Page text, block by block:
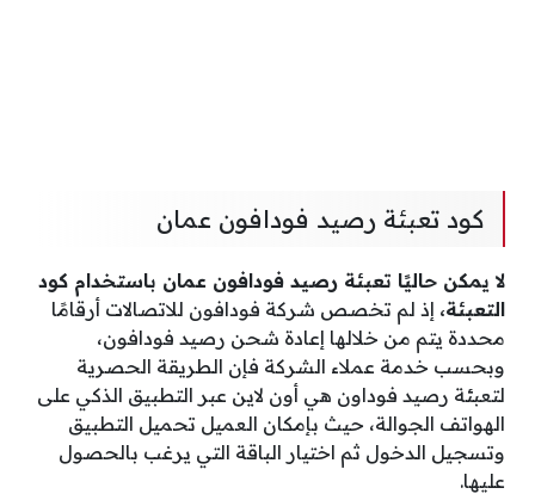
كود تعبئة رصيد فودافون عمان
لا يمكن حاليًا تعبئة رصيد فودافون عمان باستخدام كود
التعبئة، إذ لم تخصص شركة فودافون للاتصالات أرقامًا
محددة يتم من خلالها إعادة شحن رصيد فودافون،
وبحسب خدمة عملاء الشركة فإن الطريقة الحصرية
لتعبئة رصيد فوداون هي أون لاين عبر التطبيق الذكي على
الهواتف الجوالة، حيث بإمكان العميل تحميل التطبيق
وتسجيل الدخول ثم اختيار الباقة التي يرغب بالحصول
عليها.